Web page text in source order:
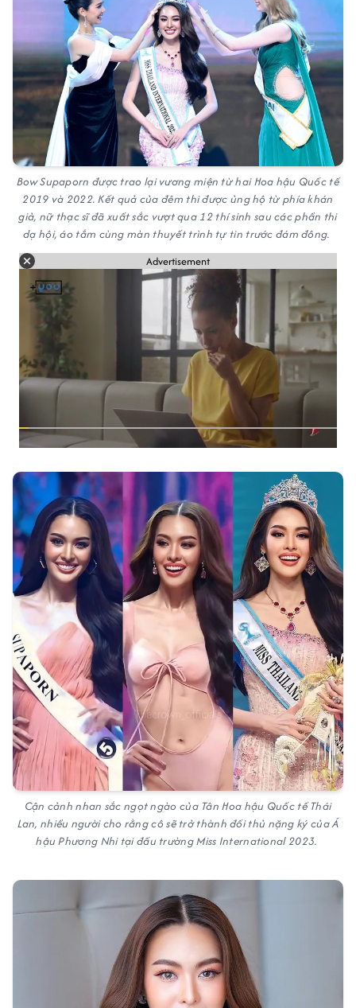
Bow Supaporn được trao lại vương miện từ hai Hoa hậu Quốc tế
2019 và 2022. Kết quả của đêm thi được ủng hộ từ phía khán
giả, nữ thạc sĩ đã xuất sắc vượt qua 12 thí sinh sau các phần thi
dạ hội, áo tắm cùng màn thuyết trình tự tin trước đám đông.
Advertisement
Cận cảnh nhan sắc ngọt ngào của Tân Hoa hậu Quốc tế Thái
Lan, nhiều người cho rằng cô sẽ trở thành đối thủ nặng ký của Á
hậu Phương Nhi tại đấu trường Miss International 2023.